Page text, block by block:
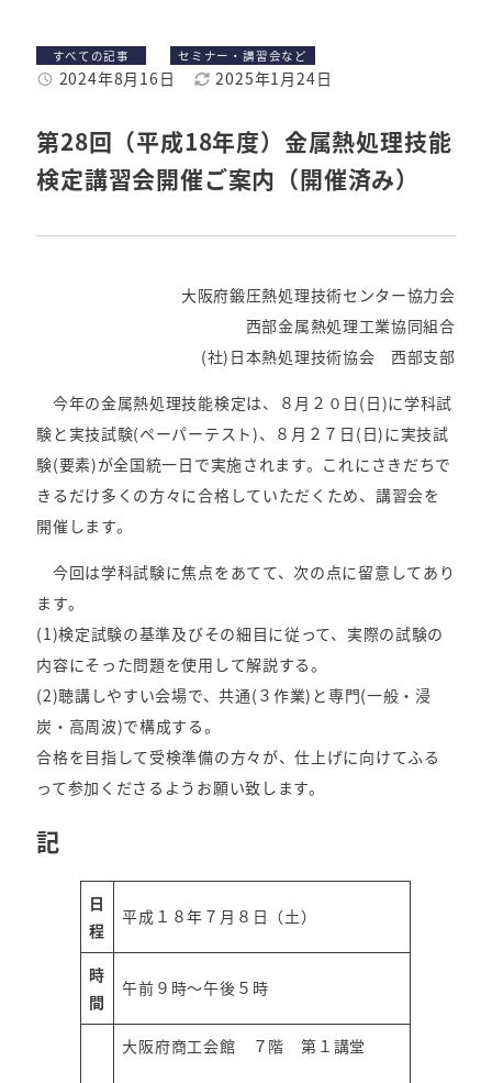
セミナー・講習会などの開催案内
行事案内
第28回（平成18年度）金属熱処理技能
検定講習会開催ご案内（開催済み）
投稿日2024年8月16日 更新日2025年1月24日
カテゴリー
すべての記事 カテゴリー
セミナー・講習会など
大阪府鍛圧熱処理技術センター協力会
西部金属熱処理工業協同組合
(社)日本熱処理技術協会 西部支部
今年の金属熱処理技能検定は、８月２０日(日)に学科試
験と実技試験(ペーパーテスト)、８月２７日(日)に実技試
験(要素)が全国統一日で実施されます。これにさきだちで
きるだけ多くの方々に合格していただくため、講習会を
開催します。
今回は学科試験に焦点をあてて、次の点に留意してあり
ます。
(1)検定試験の基準及びその細目に従って、実際の試験の
内容にそった問題を使用して解説する。
(2)聴講しやすい会場で、共通(３作業)と専門(一般・浸
炭・高周波)で構成する。
合格を目指して受検準備の方々が、仕上げに向けてふる
って参加くださるようお願い致します。
記
日
程
平成１８年７月８日（土）
時
間
午前９時～午後５時
大阪府商工会館 ７階 第１講堂